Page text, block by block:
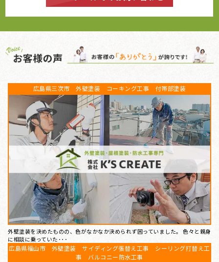
広島県三次市 外壁塗装 コーキング工事 付帯部塗装
外壁塗装を決めたものの、色がなかなか決められず困っていました。 色々と親身
に相談に乗っていた･･･
広島県福山市 外壁塗装 サイディング張替え工事 シーリング打替え工
事 バルコニー防水工事